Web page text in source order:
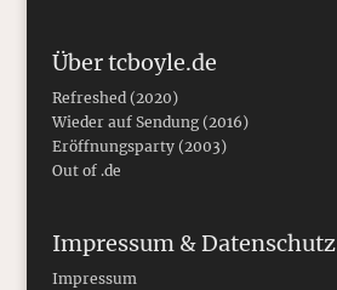
Über tcboyle.de
Refreshed (2020)
Wieder auf Sendung (2016)
Eröffnungsparty (2003)
Out of .de
Impressum & Datenschutz
Impressum